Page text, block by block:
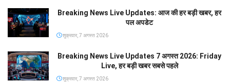
Breaking News Live Updates: आज की हर बड़ी खबर, हर
पल अपडेट
शुक्रवार, 7 अगस्त 2026
Breaking News Live Updates 7 अगस्त 2026: Friday
Live, हर बड़ी खबर सबसे पहले
शुक्रवार, 7 अगस्त 2026